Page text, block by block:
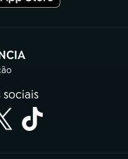
nova aba)
sociais